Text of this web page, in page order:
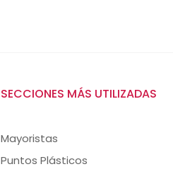
SECCIONES MÁS UTILIZADAS
Mayoristas
Puntos Plásticos